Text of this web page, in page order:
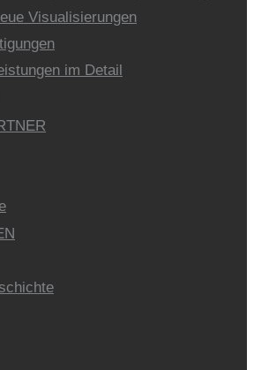
Visualisierungen
im Detail